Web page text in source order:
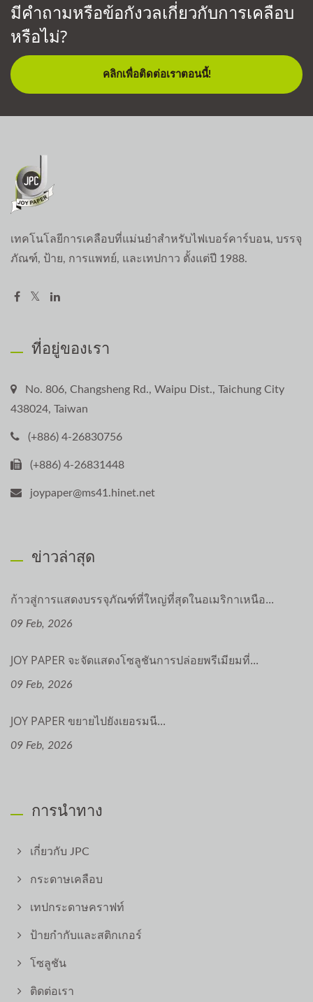
มีคำถามหรือข้อกังวลเกี่ยวกับการเคลือบ
หรือไม่?
คลิกเพื่อติดต่อเราตอนนี้!
เทคโนโลยีการเคลือบที่แม่นยำสำหรับไฟเบอร์คาร์บอน, บรรจุ
ภัณฑ์, ป้าย, การแพทย์, และเทปกาว ตั้งแต่ปี 1988.
ที่อยู่ของเรา
No. 806, Changsheng Rd., Waipu Dist., Taichung City
438024, Taiwan
(+886) 4-26830756
(+886) 4-26831448
joypaper@ms41.hinet.net
ข่าวล่าสุด
ก้าวสู่การแสดงบรรจุภัณฑ์ที่ใหญ่ที่สุดในอเมริกาเหนือ...
09 Feb, 2026
JOY PAPER จะจัดแสดงโซลูชันการปล่อยพรีเมียมที่...
09 Feb, 2026
JOY PAPER ขยายไปยังเยอรมนี...
09 Feb, 2026
การนำทาง
เกี่ยวกับ JPC
กระดาษเคลือบ
เทปกระดาษคราฟท์
ป้ายกำกับและสติกเกอร์
โซลูชัน
ติดต่อเรา